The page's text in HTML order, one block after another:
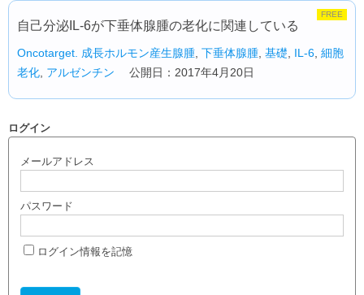
自己分泌IL-6が下垂体腺腫の老化に関連している
FREE
Oncotarget. 成長ホルモン産生腺腫 下垂体腺腫 基礎 IL-6 細胞
老化 アルゼンチン 公開日：2017年4月20日
ログイン
メールアドレス
パスワード
ログイン情報を記憶